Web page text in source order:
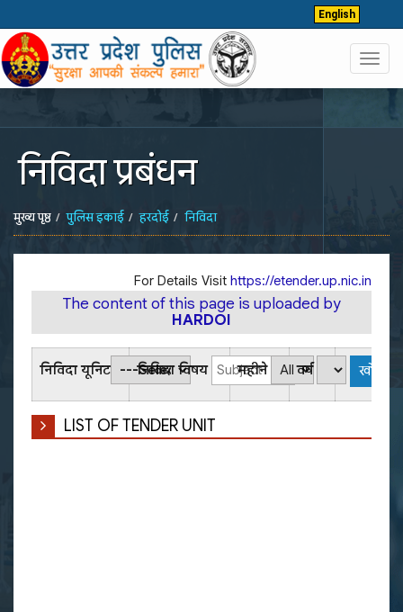
English
निविदा प्रबंधन
मुख्य पृष्ठ पुलिस इकाई हरदोई निविदा
For Details Visit https://etender.up.nic.in
The content of this page is uploaded by
HARDOI
निविदा यूनिट निविदा विषय महीने वर्ष
LIST OF TENDER UNIT